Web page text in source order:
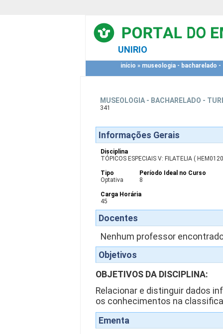
UNIRIO
início » museologia - bacharelado
MUSEOLOGIA - BACHARELADO -
341
Informações Gerais
Disciplina
TÓPICOS ESPECIAIS V: FILATELIA (
Tipo
Optativa
Período Ideal no Curso
8
Carga Horária
45
Docentes
Nenhum professor
Objetivos
OBJETIVOS DA DISCIPLINA:
Relacionar e distinguir dados
os conhecimentos na
Ementa